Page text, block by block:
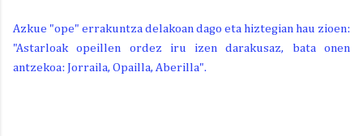
Azkue "ope" errakuntza delakoan dago eta hiztegian hau zioen:
"Astarloak opeillen ordez iru izen darakusaz, bata onen
antzekoa: Jorraila, Opailla, Aberilla".